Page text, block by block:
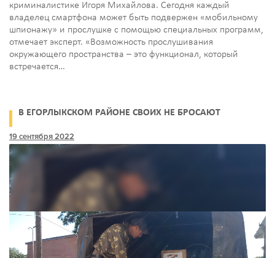
криминалистике Игоря Михайлова. Сегодня каждый
владелец смартфона может быть подвержен «мобильному
шпионажу» и прослушке с помощью специальных программ,
отмечает эксперт. «Возможность прослушивания
окружающего пространства – это функционал, который
встречается…
В ЕГОРЛЫКСКОМ РАЙОНЕ СВОИХ НЕ БРОСАЮТ
19 сентября 2022